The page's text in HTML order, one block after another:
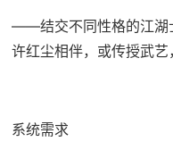
——结交不同性格的江湖
许红尘相伴，或传授武
系统需求